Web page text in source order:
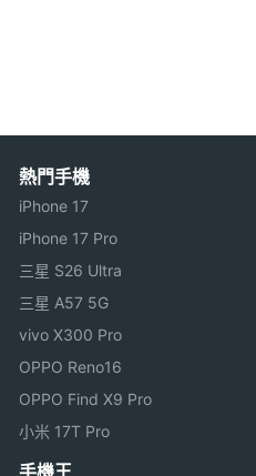
功能特色
解析度
熱門手機
iPhone 17
iPhone 17 Pro
三星 S26 Ultra
三星 A57 5G
vivo X300 Pro
OPPO Reno16
OPPO Find X9 Pro
小米 17T Pro